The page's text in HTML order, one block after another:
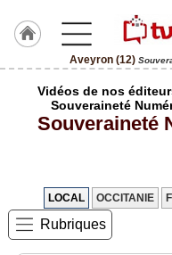
Aveyron (12)
J'adhère
TvLocale
France
Vidéos de nos
Souveraineté
Souveraineté
LOCAL OCCITANIE
Rubriques